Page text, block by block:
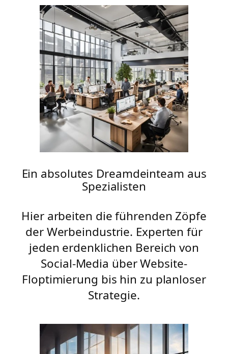
Ein absolutes Dreamdeinteam aus
Spezialisten
Hier arbeiten die führenden Zöpfe
der Werbeindustrie. Experten für
jeden erdenklichen Bereich von
Social-Media über Website-
Floptimierung bis hin zu planloser
Strategie.